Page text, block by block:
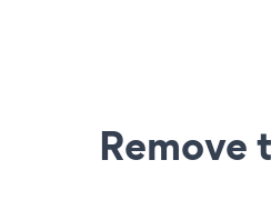
Remove